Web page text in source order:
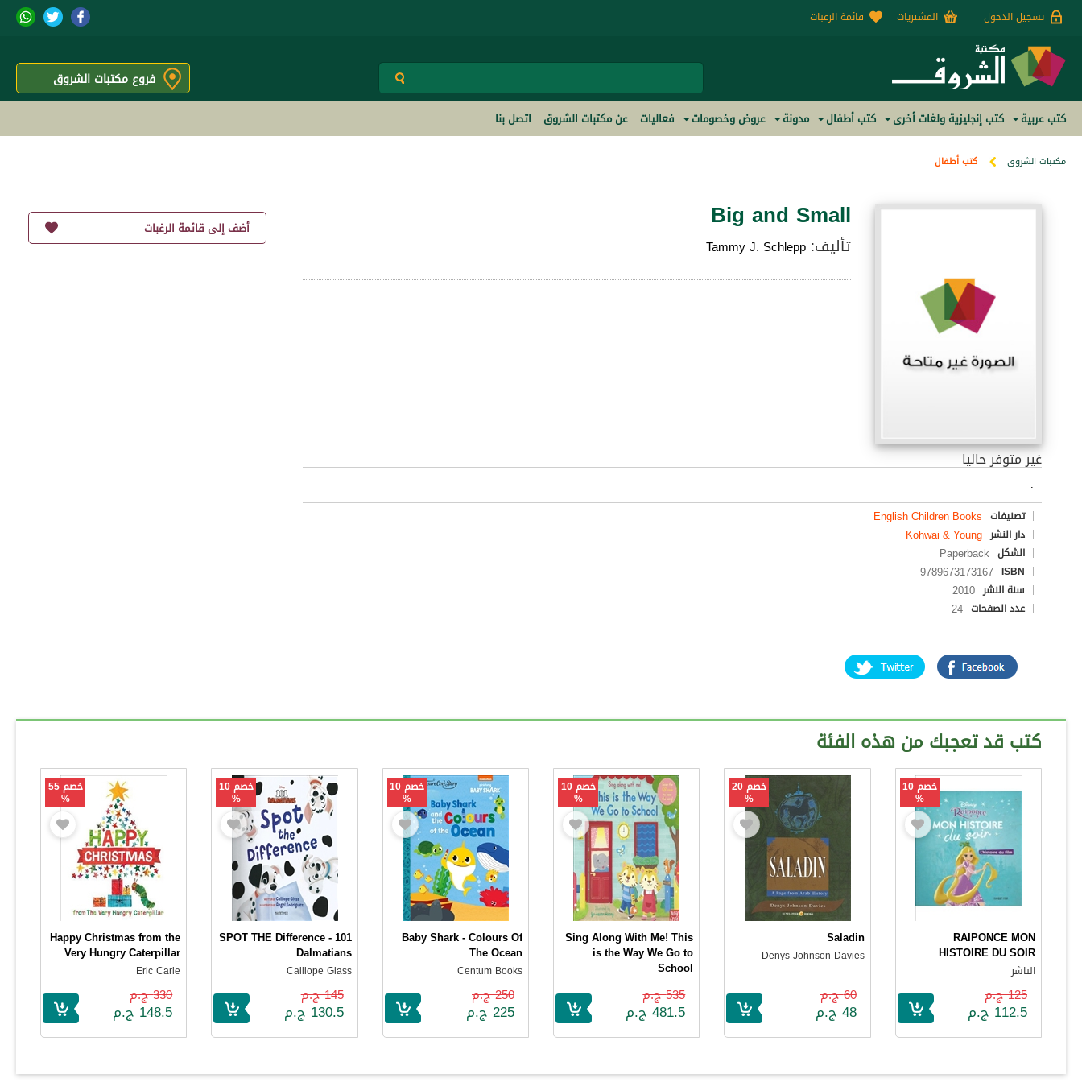
تسجيل الدخول المشتريات قائمة الرغبات
فروع مكتبات الشروق
كتب عربية كتب إنجليزية ولغات أخرى كتب أطفال مدونة عروض وخصومات فعاليات عن مكتبات الشروق اتصل بنا
مكتبات الشروق كتب أطفال
Big and Small
تأليف: Tammy J. Schlepp
غير متوفر حاليا
.
تصنيفات English Children Books
دار النشر Kohwai & Young
الشكل Paperback
ISBN
9789673173167
سنة النشر 2010
عدد الصفحات 24
أضف إلى قائمة الرغبات
كتب قد تعجبك من هذه الفئة
خصم 10
%
RAIPONCE MON
HISTOIRE DU SOIR
الناشر
125 ج.م
112.5 ج.م
خصم 20
%
Saladin
Denys Johnson-Davies
60 ج.م
48 ج.م
خصم 10
%
Sing Along With Me! This
is the Way We Go to
School
Nosy Crow
535 ج.م
481.5 ج.م
خصم 10
%
Baby Shark - Colours Of
The Ocean
Centum Books
250 ج.م
225 ج.م
خصم 10
%
SPOT THE Difference - 101
Dalmatians
Calliope Glass
145 ج.م
130.5 ج.م
خصم 55
%
Happy Christmas from the
Very Hungry Caterpillar
Eric Carle
330 ج.م
148.5 ج.م